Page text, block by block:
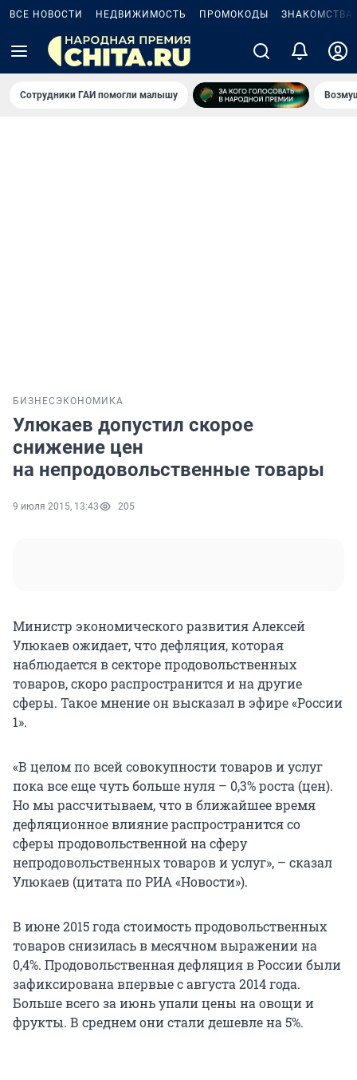
ВСЕ НОВОСТИ НЕДВИЖИМОСТЬ ПРОМОКОДЫ ЗНАКОМСТВА
Сотрудники ГАИ помогли малышу
БИЗНЕС ЭКОНОМИКА
Улюкаев допустил скорое
снижение цен
на непродовольственные товары
9 июля 2015, 13:43 205
Министр экономического развития Алексей
Улюкаев ожидает, что дефляция, которая
наблюдается в секторе продовольственных
товаров, скоро распространится и на другие
сферы. Такое мнение он высказал в эфире «России
1».
«В целом по всей совокупности товаров и услуг
пока все еще чуть больше нуля – 0,3% роста (цен).
Но мы рассчитываем, что в ближайшее время
дефляционное влияние распространится со
сферы продовольственной на сферу
непродовольственных товаров и услуг», – сказал
Улюкаев (цитата по РИА «Новости»).
В июне 2015 года стоимость продовольственных
товаров снизилась в месячном выражении на
0,4%. Продовольственная дефляция в России были
зафиксирована впервые с августа 2014 года.
Больше всего за июнь упали цены на овощи и
фрукты. В среднем они стали дешевле на 5%.